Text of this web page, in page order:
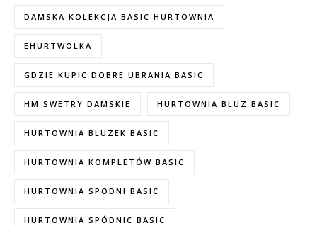
DAMSKA KOLEKCJA BASIC HURTOWNIA
EHURTWOLKA
GDZIE KUPIC DOBRE UBRANIA BASIC
HM SWETRY DAMSKIE HURTOWNIA BLUZ BASIC
HURTOWNIA BLUZEK BASIC
HURTOWNIA KOMPLETÓW BASIC
HURTOWNIA SPODNI BASIC
HURTOWNIA SPÓDNIC BASIC